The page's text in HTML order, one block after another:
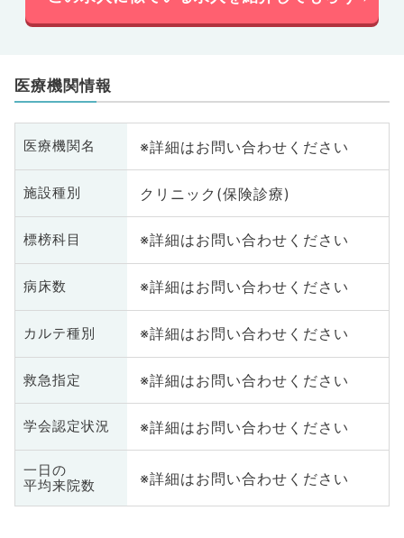
医療機関情報
医療機関名 ※詳細はお問い合わせください
施設種別 クリニック(保険診療)
標榜科目 ※詳細はお問い合わせください
病床数 ※詳細はお問い合わせください
カルテ種別 ※詳細はお問い合わせください
救急指定 ※詳細はお問い合わせください
学会認定状況 ※詳細はお問い合わせください
一日の
平均来院数
※詳細はお問い合わせください